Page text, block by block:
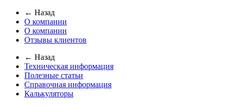
← Назад
О компании
О компании
Отзывы клиентов
← Назад
Техническая информация
Полезные статьи
Справочная информация
Калькуляторы